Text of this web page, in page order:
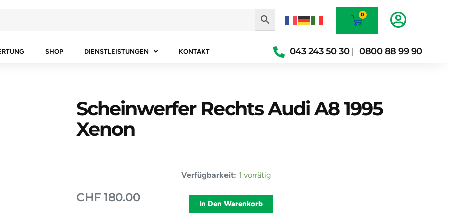
0
Warenkorb
SHOP DIENSTLEISTUNGEN KONTAKT 043 243 50 30| 0800 88 99 90
Scheinwerfer Rechts Audi A8 1995
Xenon
CHF 180.00
Verfügbarkeit: 1 vorrätig
Scheinwerfer
Audi
A8
In Den Warenkorb